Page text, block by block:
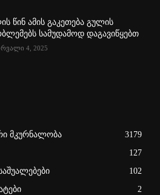
წინ ამის გაკეთება გულის
სამუდამოდ დაგავიწყებთ
4, 2025
მკურნალობა
3179
127
102
2